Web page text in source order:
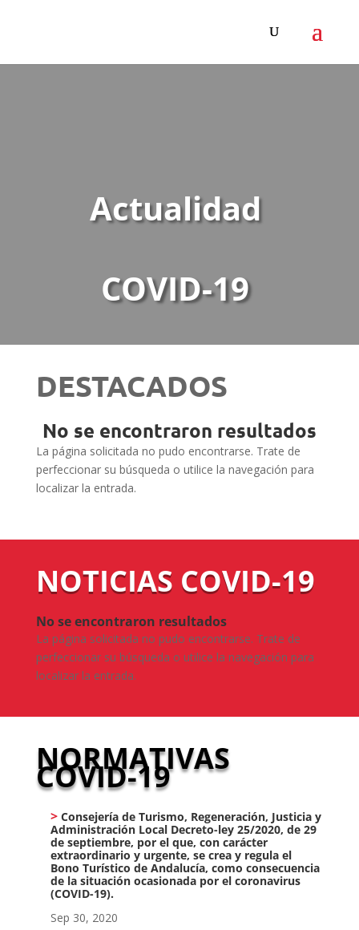
Actualidad
COVID-19
DESTACADOS
No se encontraron resultados
La página solicitada no pudo encontrarse. Trate de
perfeccionar su búsqueda o utilice la navegación para
localizar la entrada.
NOTICIAS COVID-19
No se encontraron resultados
La página solicitada no pudo encontrarse. Trate de
perfeccionar su búsqueda o utilice la navegación para
localizar la entrada.
NORMATIVAS
COVID-19
Consejería de Turismo, Regeneración, Justicia y
Administración Local Decreto-ley 25/2020, de 29
de septiembre, por el que, con carácter
extraordinario y urgente, se crea y regula el
Bono Turístico de Andalucía, como consecuencia
de la situación ocasionada por el coronavirus
(COVID-19).
Sep 30, 2020